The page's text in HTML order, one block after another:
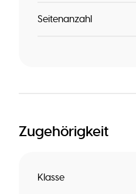
Seitenanzahl
Zugehörigkeit
Klasse